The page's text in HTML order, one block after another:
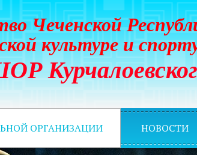
Чеченской
культуре и
ОРГАНИЗАЦИИ НОВОСТИ